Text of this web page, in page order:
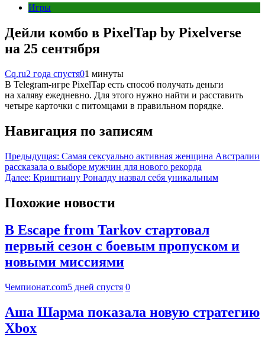
Игры
Дейли комбо в PixelTap by Pixelverse
на 25 сентября
Cq.ru2 года спустя01 минуты
В Telegram-игре PixelTap есть способ получать деньги
на халяву ежедневно. Для этого нужно найти и расставить
четыре карточки с питомцами в правильном порядке.
Навигация по записям
Предыдущая: Самая сексуально активная женщина Австралии
рассказала о выборе мужчин для нового рекорда
Далее: Криштиану Роналду назвал себя уникальным
Похожие новости
В Escape from Tarkov стартовал
первый сезон с боевым пропуском и
новыми миссиями
Чемпионат.com5 дней спустя 0
Аша Шарма показала новую стратегию
Xbox